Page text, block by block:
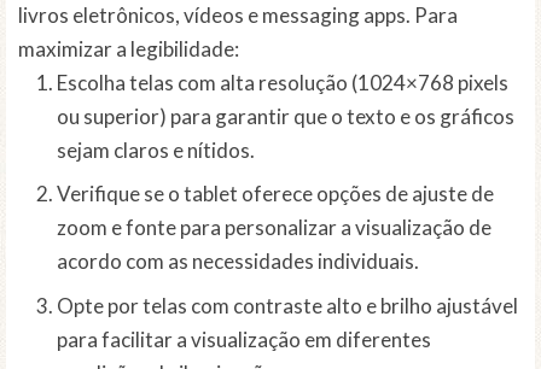
livros eletrônicos, vídeos e messaging apps. Para
maximizar a legibilidade:
Escolha telas com alta resolução (1024×768 pixels
ou superior) para garantir que o texto e os gráficos
sejam claros e nítidos.
Verifique se o tablet oferece opções de ajuste de
zoom e fonte para personalizar a visualização de
acordo com as necessidades individuais.
Opte por telas com contraste alto e brilho ajustável
para facilitar a visualização em diferentes